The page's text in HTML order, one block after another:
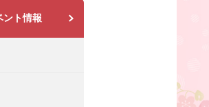
ント情報